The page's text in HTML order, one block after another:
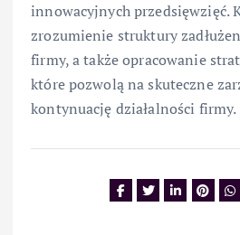
innowacyjnych przedsięwzięć.
zrozumienie struktury
firmy, a także opracowanie
które pozwolą na skuteczne
kontynuację działalności firmy.